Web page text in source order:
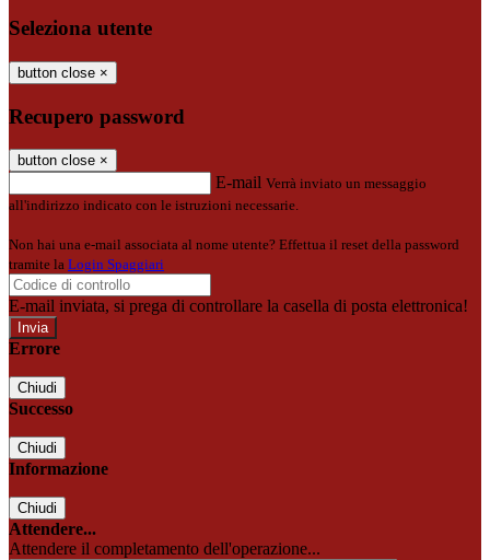
Seleziona utente
button close ×
Recupero password
button close ×
E-mail Verrà inviato un messaggio
all'indirizzo indicato con le istruzioni necessarie.
Non hai una e-mail associata al nome utente? Effettua il reset della password
tramite la Login Spaggiari
E-mail inviata, si prega di controllare la casella di posta elettronica!
Errore
Chiudi
Successo
Chiudi
Informazione
Chiudi
Attendere...
Attendere il completamento dell'operazione...